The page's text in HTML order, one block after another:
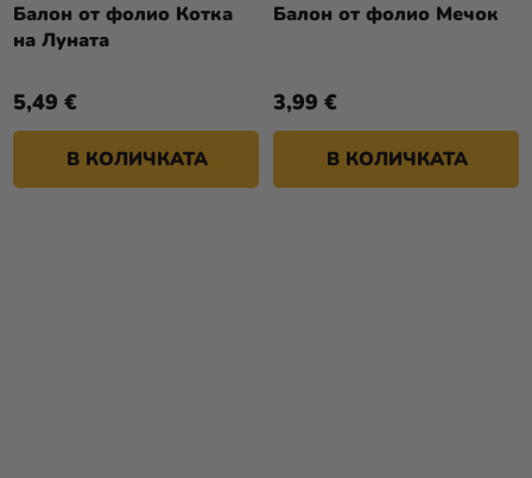
Балон от фолио Котка
на Луната
5,49 €
В КОЛИЧКАТА
Балон от фолио Мечок
3,99 €
В КОЛИЧКАТА